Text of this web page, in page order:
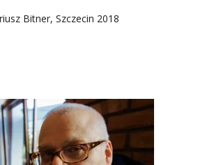
Bitner, Szczecin 2018